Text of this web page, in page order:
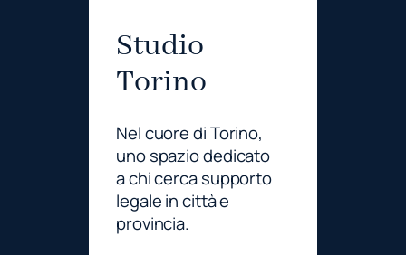
Studio
Torino
Nel cuore di Torino,
uno spazio dedicato
a chi cerca supporto
legale in città e
provincia.